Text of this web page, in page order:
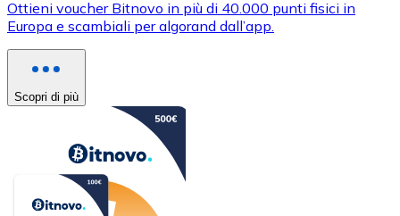
Ottieni voucher Bitnovo in più di 40.000 punti fisici in
Europa e scambiali per algorand dall’app.
Scopri di più